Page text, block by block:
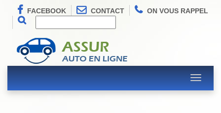
FACEBOOK CONTACT ON VOUS RAPPEL
Toggle